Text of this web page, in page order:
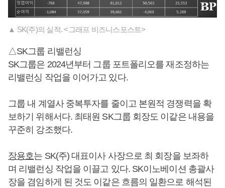
▲ SK(주)의 실적. <그래프 비즈니스포스트>
△SK그룹 리밸런싱
SK그룹은 2024년부터 그룹 포트폴리오를 재조정하는
리밸런싱 작업을 이어가고 있다.
그룹 내 계열사 중복투자를 줄이고 본원적 경쟁력을 확
보하기 위해서다. 최태원 SK그룹 회장도 이같은 내용을
꾸준히 강조했다.
장용호는 SK(주) 대표이사 사장으로 최 회장을 보좌하
며 리밸런싱 작업을 이끌고 있다. SK이노베이션 총괄사
장을 겸임하게 된 것도 이같은 흐름의 일환으로 해석된